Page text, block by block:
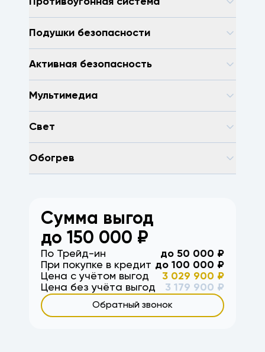
Подушки безопасности
Активная безопасность
Мультимедиа
Свет
Обогрев
Сумма выгод
до 150 000 ₽
По Трейд-ин до 50 000 ₽
При покупке в кредит до 100 000 ₽
Цена с учётом выгод
3 029 900 ₽
Цена без учёта выгод
3 179 900 ₽
Обратный звонок